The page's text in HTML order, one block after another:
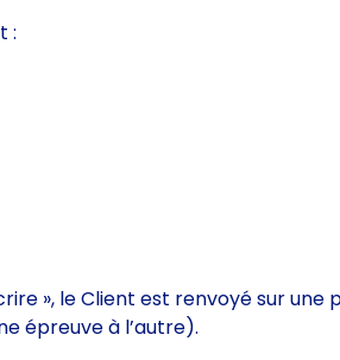
:
», le Client est renvoyé sur
épreuve à l’autre).